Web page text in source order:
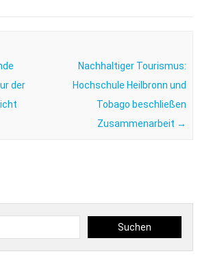
der
Nachhaltiger Tourismus:
Hochschule Heilbronn und
Tobago beschließen
Zusammenarbeit →
Suchen